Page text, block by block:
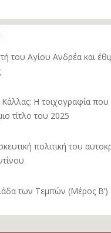
τίτλο του 2025
των Τεμπών (Μέρος Β’)